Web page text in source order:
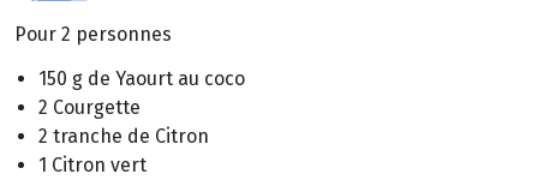
Pour 2 personnes
150 g de Yaourt au coco
2 Courgette
2 tranche de Citron
1 Citron vert